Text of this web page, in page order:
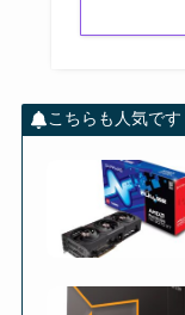
こちらも人気です